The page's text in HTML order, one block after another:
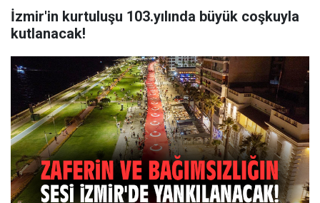
İzmir'in kurtuluşu 103.yılında büyük coşkuyla
kutlanacak!